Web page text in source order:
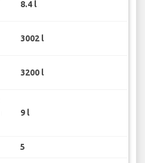
8.4 l
3002 l
3200 l
9 l
5